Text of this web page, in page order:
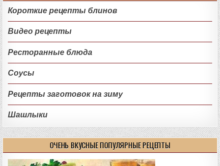
Короткие рецепты блинов
Видео рецепты
Ресторанные блюда
Соусы
Рецепты заготовок на зиму
Шашлыки
ОЧЕНЬ ВКУСНЫЕ ПОПУЛЯРНЫЕ РЕЦЕПТЫ